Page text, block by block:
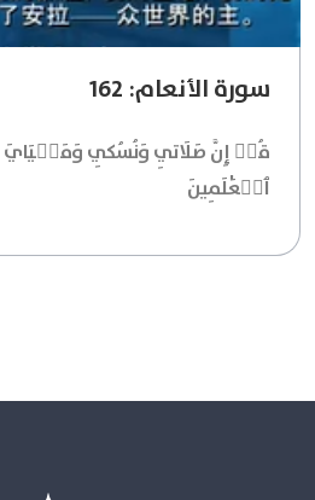
سورة الأنعام: 162
قُلۡ إِنَّ صَلَاتِي وَنُسُكِي وَمَحۡيَايَ
ٱلۡعَٰلَمِينَ